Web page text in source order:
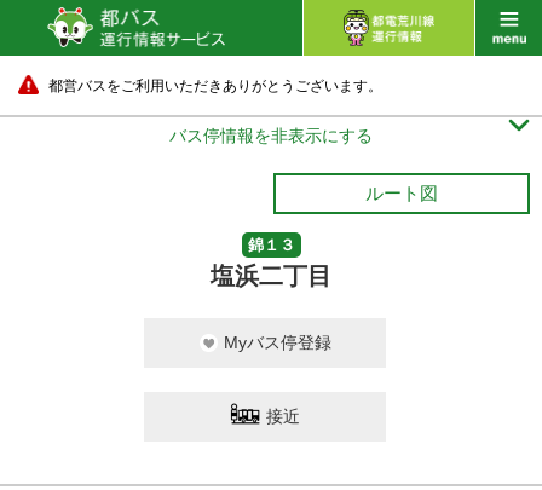
都営バスをご利用いただきありがとうございます。
バス停情報を非表示にする 
ルート図
錦１３
塩浜二丁目
Myバス停登録
接近